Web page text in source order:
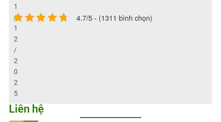
1
/
1
2
/
2
0
2
5
4.7/5 - (1311 bình chọn)
Liên hệ